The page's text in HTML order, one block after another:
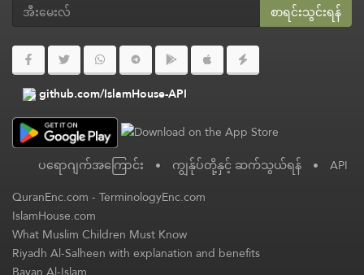
စာရင်းသွင်းရန်
github.com/IslamHouse-API
ပရောဂျက်အကြောင်း • ကျွန်ုပ်တို့နှင့် ဆက်သွယ်ရန် • API
QuranEnc.com-TerminologyEnc.com
IslamHouse.com
What Muslim Children Must Know
Riyadh Al-Salheen with explanation and benefits